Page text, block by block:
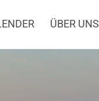
ÜBER UNS